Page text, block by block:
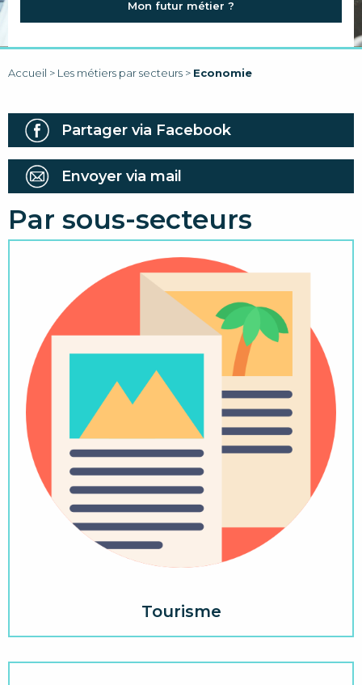
LIENS
Mon futur métier ?
Accueil > Les métiers par secteurs > Economie
Partager via Facebook
Envoyer via mail
Par sous-secteurs
Tourisme